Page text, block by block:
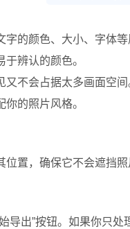
的颜色、大小、字体等
辨认的颜色。
不会占据太多画面空间
的照片风格。
置，确保它不会遮挡照
导出”按钮。如果你只处